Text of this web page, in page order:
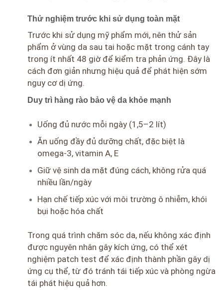
Thử nghiệm trước khi sử dụng toàn mặt
Trước khi sử dụng mỹ phẩm mới, nên thử sản
phẩm ở vùng da sau tai hoặc mặt trong cánh tay
trong ít nhất 48 giờ để kiểm tra phản ứng. Đây là
cách đơn giản nhưng hiệu quả để phát hiện sớm
nguy cơ dị ứng.
Duy trì hàng rào bảo vệ da khỏe mạnh
Uống đủ nước mỗi ngày (1,5–2 lít)
Ăn uống đầy đủ dưỡng chất, đặc biệt là
omega-3, vitamin A, E
Giữ vệ sinh da mặt đúng cách, không rửa quá
nhiều lần/ngày
Hạn chế tiếp xúc với môi trường ô nhiễm, khói
bụi hoặc hóa chất
Trong quá trình chăm sóc da, nếu không xác định
được nguyên nhân gây kích ứng, có thể xét
nghiệm patch test để xác định thành phần gây dị
ứng cụ thể, từ đó tránh tái tiếp xúc và phòng ngừa
tái phát hiệu quả hơn.